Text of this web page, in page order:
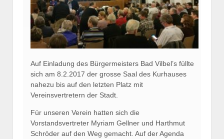
Auf Einladung des Bürgermeisters Bad Vilbel’s füllte
sich am 8.2.2017 der grosse Saal des Kurhauses
nahezu bis auf den letzten Platz mit
Vereinsvertretern der Stadt.
Für unseren Verein hatten sich die
Vorstandsvertreter Myriam Gellner und Harthmut
Schröder auf den Weg gemacht. Auf der Agenda